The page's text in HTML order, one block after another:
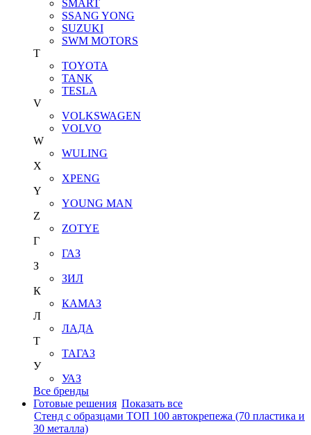
SMART
SSANG YONG
SUZUKI
SWM MOTORS
T
TOYOTA
TANK
TESLA
V
VOLKSWAGEN
VOLVO
W
WULING
X
XPENG
Y
YOUNG MAN
Z
ZOTYE
Г
ГАЗ
З
ЗИЛ
К
КАМАЗ
Л
ЛАДА
Т
ТАГАЗ
У
УАЗ
Все бренды
Готовые решения Показать все
Стенд с образцами ТОП 100 автокрепежа (70 пластика и
30 металла)